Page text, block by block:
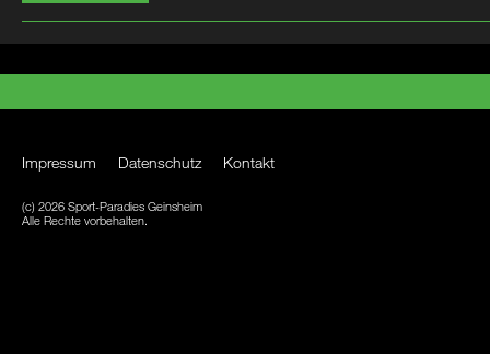
Impressum Datenschutz Kontakt
(c) 2026 Sport-Paradies Geinsheim
Alle Rechte vorbehalten.